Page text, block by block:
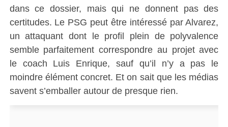
dans ce dossier, mais qui ne donnent pas des
certitudes. Le PSG peut être intéressé par Alvarez,
un attaquant dont le profil plein de polyvalence
semble parfaitement correspondre au projet avec
le coach Luis Enrique, sauf qu’il n’y a pas le
moindre élément concret. Et on sait que les médias
savent s’emballer autour de presque rien.